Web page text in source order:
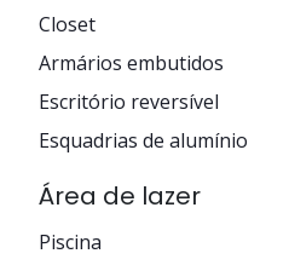
Closet
Armários embutidos
Escritório reversível
Esquadrias de alumínio
Área de lazer
Piscina